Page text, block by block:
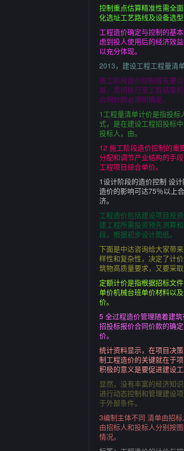
控制重点估算精准性需全
化选址工艺路线及设备选
工程造价确定与控制的基
虑到投人使用后的经济效
以充分体现。
2013，建设工程工程量清单
施工阶段造价控制首先要
督，贯彻执行至工程结束
合同价款必须明确是。
1工程量清单计价是指投
式，是在建设工程招投标
投标人，由。
12 施工阶段造价控制的重
分配和调节产业结构的手
工程项目综合单价。
1设计阶段的造价控制 设
造价的影响可达75％以上
济。
工程造价包括建设项目投
建工程所需投资预先测算
段，根据初步设计图纸。
下面是中达咨询给大家带
样性和复杂性，决定了计
筑物高质量要求，又要采取
定额计价是指根据招标文
单价机械台班单价材料以
价。
5 全过程造价管理随着建
招投标报价合同价款的确
价。
统计资料显示，在项目决
制工程造价的关键就在于
积极的意义是要促进建设工
显然，没有丰富的经济知
进行动态控制和管理建设
于外部条件。
3编制主体不同 清单由招
由招标人和投标人分别按
情况。